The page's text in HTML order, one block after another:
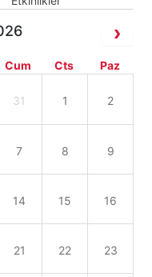
Cum Cts Paz
31 1 2
7 8 9
14 15 16
21 22 23